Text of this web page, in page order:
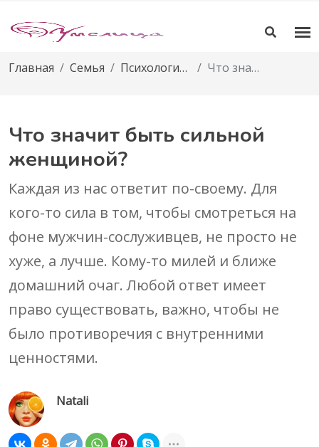
Главная Семья Психология отношений Что значит быть сильной женщиной?
Что значит быть сильной
женщиной?
Каждая из нас ответит по-своему. Для
кого-то сила в том, чтобы смотреться на
фоне мужчин-сослуживцев, не просто не
хуже, а лучше. Кому-то милей и ближе
домашний очаг. Любой ответ имеет
право существовать, важно, чтобы не
было противоречия с внутренними
ценностями.
Natali